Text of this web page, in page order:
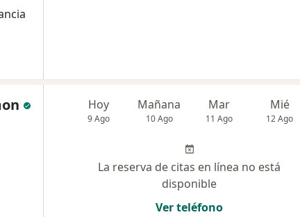
Hoy
9 Ago
Mañana
10 Ago
Mar
11 Ago
Mié
12 Ago
La reserva de citas en línea no está
disponible
Ver teléfono